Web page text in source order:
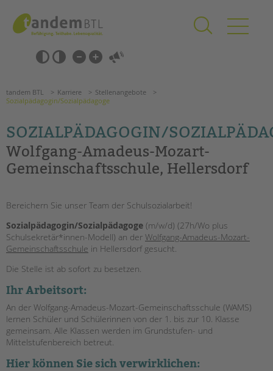
springen
Barrierefrei-
Einstellungen
überspringen
überspringen
KITA & FRÜHE HILFEN
SCHULE & GANZTAG
Grundschulen
Oberschulen
Schulbezogene Sozialarbeit
Tagesgruppen
HILFEN ZUR ERZIEHUNG
EINGLIEDERUNGSHILFE
BETREUTES WOHNEN
tandem BTL Karriere
Stellenangebote
Sozialpädagogin/Sozialpädagoge
SOZIALPÄDAGOGIN/
Wolfgang-Amadeus-Mozart-
Gemeinschaftsschule, Hellersdorf
Bereichern Sie unser Team der Schulsozialarbeit!
Sozialpädagogin/Sozialpädagoge (m/w/d) (27h/Wo plus
Schulsekretär*innen-Modell) an der Wolfgang-Amadeus-Mozart-
Gemeinschaftsschule in Hellersdorf gesucht.
Die Stelle ist ab sofort zu besetzen.
Ihr Arbeitsort:
An der Wolfgang-Amadeus-Mozart-Gemeinschaftsschule (WAMS)
lernen Schüler und Schülerinnen von der 1. bis zur 10. Klasse
gemeinsam. Alle Klassen werden im Grundstufen- und
Mittelstufenbereich betreut.
Hier können Sie sich verwirklichen: